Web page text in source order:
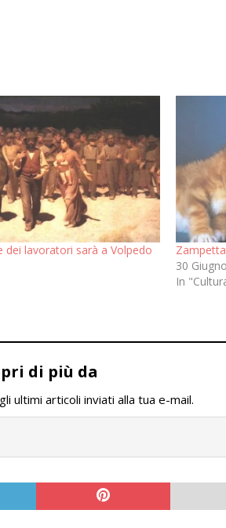
dei lavoratori sarà a Volpedo
30
In
di più da
ultimi articoli inviati alla tua e-mail.